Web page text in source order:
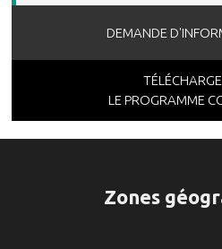
DEMANDE
LE PROGRAMME
Zones